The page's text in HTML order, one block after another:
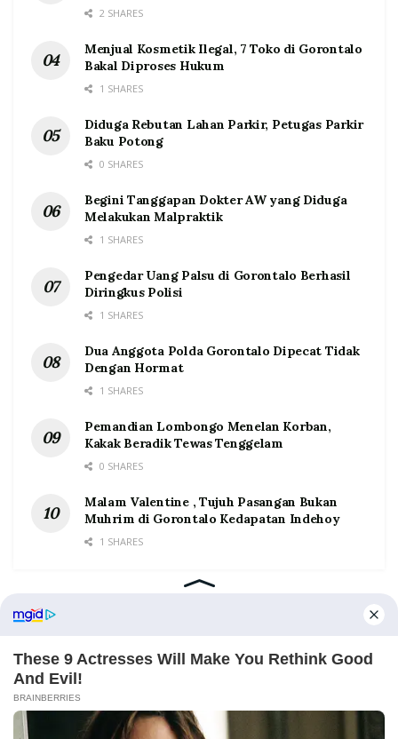
2 SHARES
Menjual Kosmetik Ilegal, 7 Toko di Gorontalo
Bakal Diproses Hukum
1 SHARES
Diduga Rebutan Lahan Parkir, Petugas Parkir
Baku Potong
0 SHARES
Begini Tanggapan Dokter AW yang Diduga
Melakukan Malpraktik
1 SHARES
Pengedar Uang Palsu di Gorontalo Berhasil
Diringkus Polisi
1 SHARES
Dua Anggota Polda Gorontalo Dipecat Tidak
Dengan Hormat
1 SHARES
Pemandian Lombongo Menelan Korban,
Kakak Beradik Tewas Tenggelam
0 SHARES
Malam Valentine , Tujuh Pasangan Bukan
Muhrim di Gorontalo Kedapatan Indehoy
1 SHARES
Home Tentang Kontak Redaksi Pedoman Media Siber